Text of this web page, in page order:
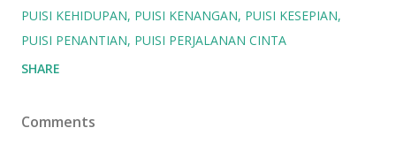
PUISI KEHIDUPAN PUISI KENANGAN PUISI KESEPIAN
PUISI PENANTIAN PUISI PERJALANAN CINTA
SHARE
Comments